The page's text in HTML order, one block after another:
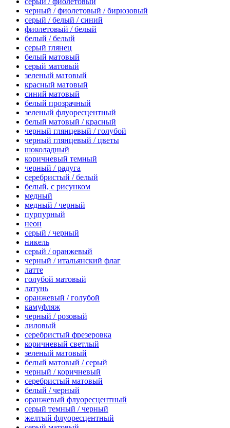
черный / фиолетовый / бирюзовый
серый / белый / синий
фиолетовый / белый
белый / белый
серый глянец
белый матовый
серый матовый
зеленый матовый
красный матовый
синий матовый
белый прозрачный
зеленый флуоресцентный
белый матовый / красный
черный глянцевый / голубой
черный глянцевый / цветы
шоколадный
коричневый темный
черный / радуга
серебристый / белый
белый, с рисунком
медный
медный / черный
пурпурный
неон
серый / черный
никель
серый / оранжевый
черный / итальянский флаг
латте
голубой матовый
латунь
оранжевый / голубой
камуфляж
черный / розовый
лиловый
серебристый фрезеровка
коричневый светлый
зеленый матовый
белый матовый / серый
черный / коричневый
серебристый матовый
белый / черный
оранжевый флуоресцентный
серый темный / черный
желтый флуоресцентный